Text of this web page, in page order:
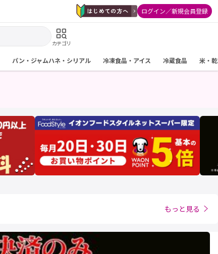
ログイン／新規会員登録
カテゴリ
パン・ジャムハネ・シリアル 冷凍食品・アイス 冷蔵食品 米・
もっと見る